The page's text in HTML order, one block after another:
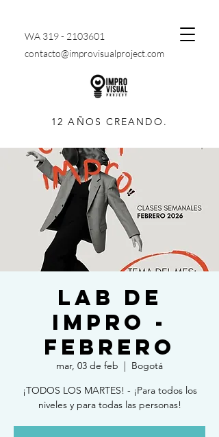
WA 319 - 2103601
contacto@improvisualproject.com
12 AÑOS CREANDO.
LAB DE
IMPRO -
FEBRERO
mar, 03 de feb
  |
Bogotá
¡TODOS LOS MARTES! - ¡Para todos los
niveles y para todas las personas!